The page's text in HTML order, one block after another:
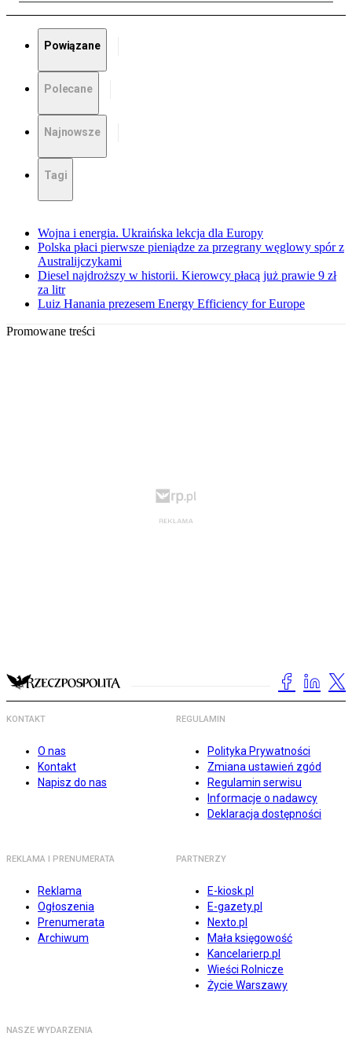
Powiązane
Polecane
Najnowsze
Tagi
Wojna i energia. Ukraińska lekcja dla Europy
Polska płaci pierwsze pieniądze za przegrany węglowy spór z
Australijczykami
Diesel najdroższy w historii. Kierowcy płacą już prawie 9 zł
za litr
Luiz Hanania prezesem Energy Efficiency for Europe
Promowane treści
KONTAKT
O nas
Kontakt
Napisz do nas
REGULAMIN
Polityka Prywatności
Zmiana ustawień zgód
Regulamin serwisu
Informacje o nadawcy
Deklaracja dostępności
REKLAMA I PRENUMERATA
Reklama
Ogłoszenia
Prenumerata
Archiwum
PARTNERZY
E-kiosk.pl
E-gazety.pl
Nexto.pl
Mała księgowość
Kancelarierp.pl
Wieści Rolnicze
Życie Warszawy
NASZE WYDARZENIA